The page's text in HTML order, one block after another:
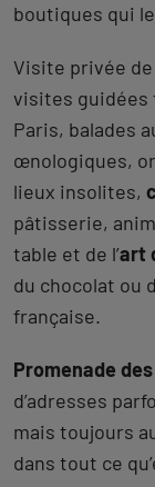
boutiques qui
Visite privée
visites guidées
Paris, balades
œnologiques,
lieux insolites,
pâtisserie,
table et de l’art
du chocolat ou
française.
Promenade
d’adresses
mais toujours
dans tout ce